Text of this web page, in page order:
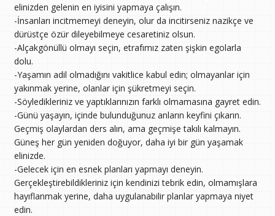
elinizden gelenin en iyisini yapmaya çalışın.
-İnsanları incitmemeyi deneyin, olur da incitirseniz nazikçe ve
dürüstçe özür dileyebilmeye cesaretiniz olsun.
-Alçakgönüllü olmayı seçin, etrafımız zaten şişkin egolarla
dolu.
-Yaşamın adil olmadığını vakitlice kabul edin; olmayanlar için
yakınmak yerine, olanlar için şükretmeyi seçin.
-Söyledikleriniz ve yaptıklarınızın farklı olmamasına gayret edin.
-Günü yaşayın, içinde bulunduğunuz anların keyfini çıkarın.
Geçmiş olaylardan ders alın, ama geçmişe takılı kalmayın.
Güneş her gün yeniden doğuyor, daha iyi bir gün yaşamak
elinizde.
-Gelecek için en esnek planları yapmayı deneyin.
Gerçekleştirebildikleriniz için kendinizi tebrik edin, olmamışlara
hayıflanmak yerine, daha uygulanabilir planlar yapmaya niyet
edin.